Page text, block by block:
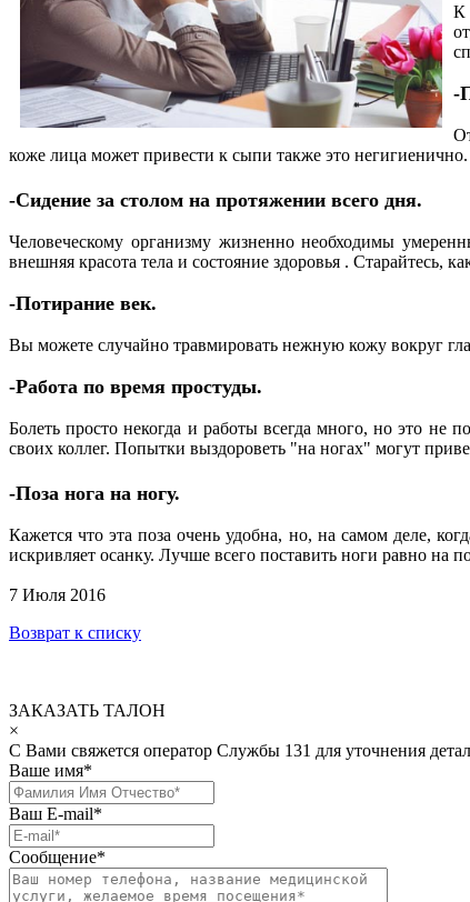
К
-
коже лица может привести к сыпи также это негигиенично.
-Сидение за столом на протяжении всего дня.
Человеческому организму жизненно необходимы
внешняя красота тела и состояние здоровья . Старайтесь,
-Потирание век.
Вы можете случайно травмировать нежную кожу вокруг
-Работа по время простуды.
Болеть просто некогда и работы всегда много, но это не
своих коллег. Попытки выздороветь "на ногах" могут
-Поза нога на ногу.
Кажется что эта поза очень удобна, но, на самом деле,
искривляет осанку. Лучше всего поставить ноги равно на
7 Июля 2016
Возврат к списку
ЗАКАЗАТЬ ТАЛОН
×
С Вами свяжется оператор Службы 131 для уточнения
Ваше имя*
Ваш E-mail*
Сообщение*